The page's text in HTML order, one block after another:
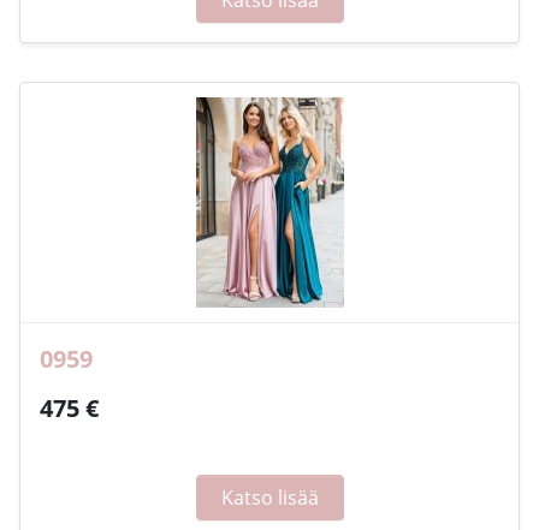
0959
475 €
Katso lisää